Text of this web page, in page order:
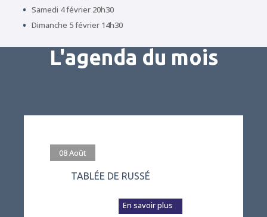
Samedi 4 février 20h30
Dimanche 5 février 14h30
L'agenda du mois
08Août
TABLÉE DE RUSSÉ
En savoir plus